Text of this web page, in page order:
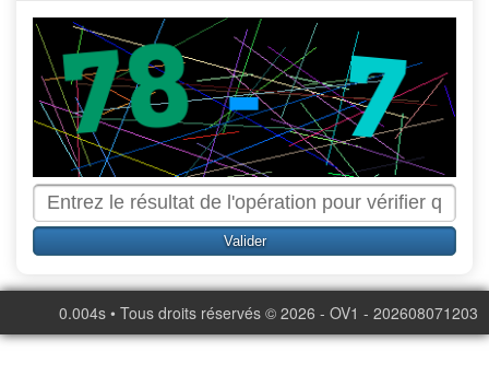
0.004s • Tous droits réservés © 2026 - OV1 - 202608071203